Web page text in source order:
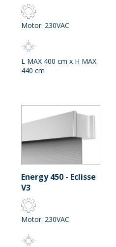
Motor: 230VAC
L MAX 400 cm x H MAX
440 cm
Energy 450 - Eclisse
V3
Motor: 230VAC